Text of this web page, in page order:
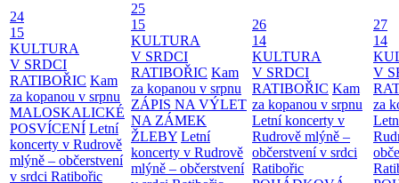
24
15
KULTURA
V SRDCI
RATIBOŘIC Kam
za kopanou v srpnu
MALOSKALICKÉ
POSVÍCENÍ Letní
koncerty v Rudrově
mlýně – občerstvení
v srdci Ratibořic
25
15
KULTURA
V SRDCI
RATIBOŘIC Kam
za kopanou v srpnu
ZÁPIS NA VÝLET
NA ZÁMEK
ŽLEBY Letní
koncerty v Rudrově
mlýně – občerstvení
26
14
KULTURA
V SRDCI
RATIBOŘIC Kam
za kopanou v srpnu
Letní koncerty v
Rudrově mlýně –
občerstvení v srdci
Ratibořic
27
14
V
za